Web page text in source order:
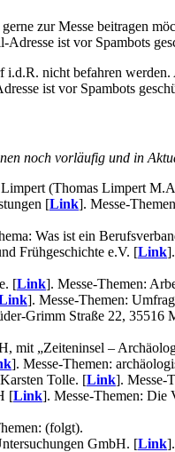
zur Messe beitragen
Adresse ist vor Spambots
i.d.R. nicht befahren
ist vor Spambots
noch vorläufig und in
(Thomas Limpert
[Link]. Messe-
Was ist ein
Frühgeschichte e.V. [Link
[Link]. Messe-Themen:
]. Messe-Themen:
Grimm Straße 22, 35516
mit „Zeiteninsel –
]. Messe-Themen:
Tolle. [Link]. Messe-
[Link]. Messe-Themen: Die
(folgt).
GmbH. [Link